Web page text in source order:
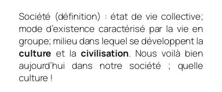
Société (définition) : état de vie collective;
mode d’existence caractérisé par la vie en
groupe; milieu dans lequel se développent la
culture et lacivilisation. Nous voilà bien
aujourd’hui dans notre société ; quelle
culture !